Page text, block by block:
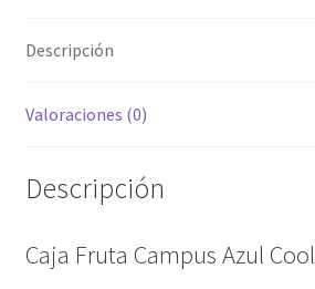
Descripción
Valoraciones (0)
Descripción
Caja Fruta Campus Azul Cool